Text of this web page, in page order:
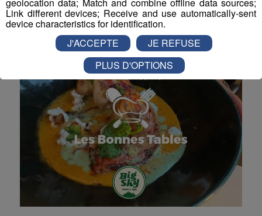
était notre invitée sur Radio Mont Blanc.
La Matinale des Super Lève-Tôt La Grasse Mat'
Link different devices; Receive and use automatically-sent
device characteristics for identification.
J'ACCEPTE
JE REFUSE
PLUS D'OPTIONS